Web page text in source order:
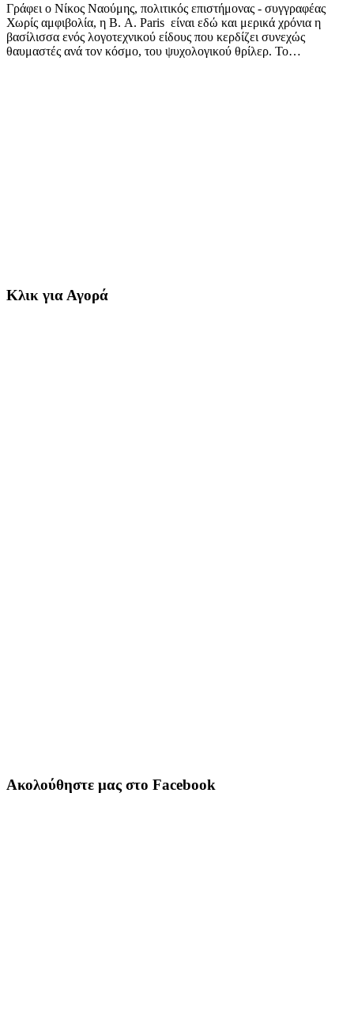
Γράφει ο Νίκος Ναούμης, πολιτικός επιστήμονας - συγγραφέας
Χωρίς αμφιβολία, η Β. A. Paris είναι εδώ και μερικά χρόνια η
βασίλισσα ενός λογοτεχνικού είδους που κερδίζει συνεχώς
θαυμαστές ανά τον κόσμο, του ψυχολογικού θρίλερ. Το…
Κλικ για Αγορά
Ακολούθηστε μας στο Facebook